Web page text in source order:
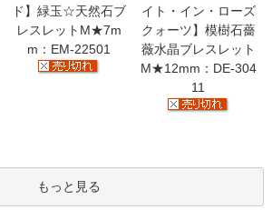
ド】緑玉☆天然石ブ
レスレットM★7m
m：EM-22501
イト・イン・ローズ
クォーツ】模樹石薔
薇水晶ブレスレット
M★12mm：DE-304
11
もっと見る